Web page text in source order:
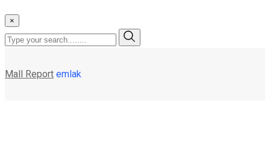
×
Mall Report emlak